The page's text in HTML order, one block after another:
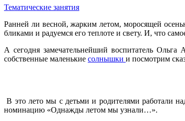
Тематические занятия
Ранней ли весной, жарким летом, моросящей
бликами и радуемся его теплоте и свету. И, что
А сегодня замечательнейший воспитатель
собственные маленькие солнышки и посмотрим
В это лето мы с детьми и родителями работали
номинацию «Однажды летом мы узнали…».